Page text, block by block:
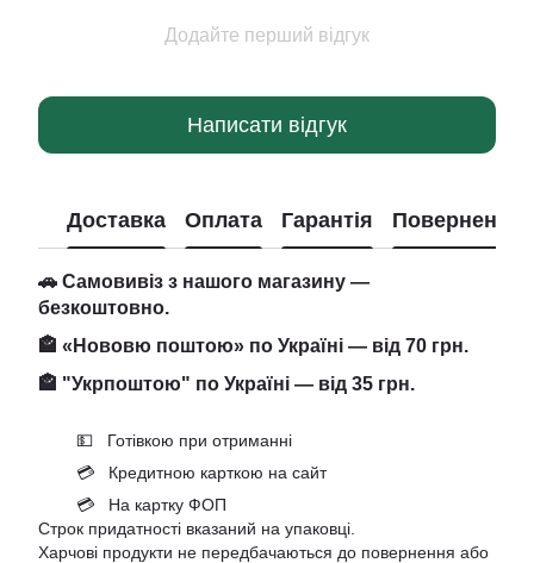
Додайте перший відгук
Написати відгук
Доставка Оплата Гарантія Повернення
🚗 Самовивіз з нашого магазину —
безкоштовно.
🏤 «Нововю поштою» по Україні — від 70 грн.
🏤 "Укрпоштою" по Україні — від 35 грн.
💵 Готівкою при отриманні
💳 Кредитною карткою на сайт
💳 На картку ФОП
Строк придатності вказаний на упаковці.
Харчові продукти не передбачаються до повернення або